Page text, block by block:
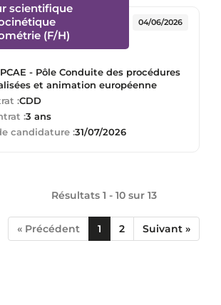
scientifique
(F/H)
- Pôle Conduite des procédures
et animation européenne
:CDD
:3 ans
04/06/2026
candidature :31/07/2026
Résultats 1 - 10 sur 13
« Précédent 1 2 Suivant »